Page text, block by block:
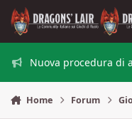
Vai al contenuto
Nuova procedura di
Home Forum